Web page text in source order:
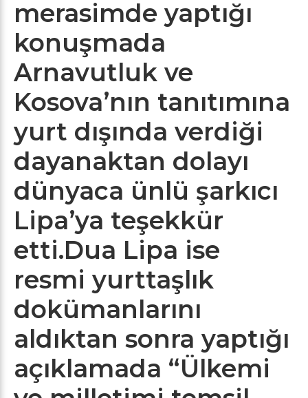
merasimde yaptığı
konuşmada
Arnavutluk ve
Kosova’nın tanıtımına
yurt dışında verdiği
dayanaktan dolayı
dünyaca ünlü şarkıcı
Lipa’ya teşekkür
etti.Dua Lipa ise
resmi yurttaşlık
dokümanlarını
aldıktan sonra yaptığı
açıklamada “Ülkemi